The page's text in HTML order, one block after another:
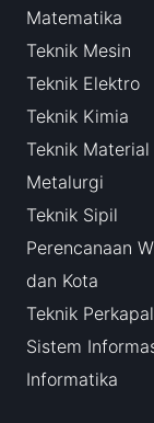
Matematika
Teknik Mesin
Teknik Elektro
Teknik Kimia
Teknik Material
Metalurgi
Teknik Sipil
Perencanaan
dan Kota
Teknik
Sistem
Informatika